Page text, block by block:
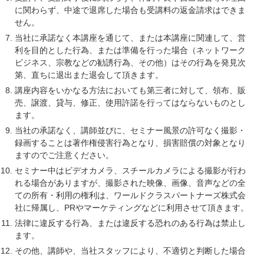
に関わらず、中途で退席した場合も受講料の返金請求はできま
せん。
当社に承諾なく本講座を通じて、または本講座に関連して、営
利を目的とした行為、または準備を行った場合（ネットワーク
ビジネス、宗教などの勧誘行為、その他）はその行為を発見次
第、直ちに退出また退会して頂きます。
講座内容をいかなる方法においても第三者に対して、領布、販
売、譲渡、貸与、修正、使用許諾を行ってはならないものとし
ます。
当社の承諾なく、講師並びに、セミナー風景の許可なく撮影・
録画することは著作権侵害行為となり、損害賠償の対象となり
ますのでご注意ください。
セミナー中はビデオカメラ、スチールカメラによる撮影が行わ
れる場合がありますが、撮影された映像、画像、音声などの全
ての所有・利用の権利は、ワールドクラスパートナーズ株式会
社に帰属し、PRやマーケティングなどに利用させて頂きます。
法律に違反する行為、または違反する恐れのある行為は禁止し
ます。
その他、講師や、当社スタッフにより、不適切と判断した場合